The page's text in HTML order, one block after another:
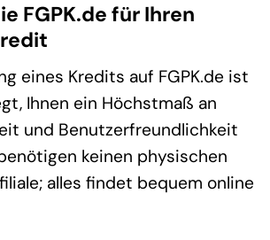
FGPK.de für Ihren
eines Kredits auf FGPK.de ist
Ihnen ein Höchstmaß an
und Benutzerfreundlichkeit
keinen physischen
alles findet bequem online